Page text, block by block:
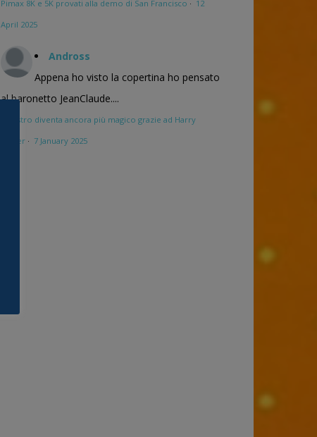
Pimax 8K e 5K provati alla demo di San Francisco · 12
April 2025
Andross
Appena ho visto la copertina ho pensato
al baronetto JeanClaude....
Maestro diventa ancora più magico grazie ad Harry
Potter · 7 January 2025